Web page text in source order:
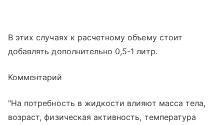
В этих случаях к расчетному объему стоит
добавлять дополнительно 0,5-1 литр.
Комментарий
"На потребность в жидкости влияют масса тела,
возраст, физическая активность, температура